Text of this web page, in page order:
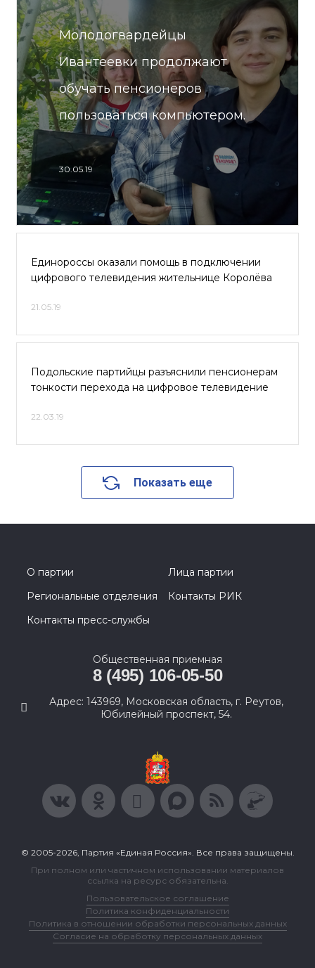
Молодогвардейцы
Ивантеевки продолжают
обучать пенсионеров
пользоваться компьютером.
30.05.19
Единороссы оказали помощь в подключении
цифрового телевидения жительнице Королёва
21.05.19
Подольские партийцы разъяснили пенсионерам
тонкости перехода на цифровое телевидение
22.03.19
Показать еще
О партии
Лица партии
Региональные отделения
Контакты РИК
Контакты пресс-службы
Общественная приемная
8 (495) 106-05-50
Адрес: 143969, Московская область, г. Реутов,
Юбилейный проспект, 54.
© 2005-2026, Партия «Единая Россия». Все права защищены.
При полном или частичном использовании материалов
ссылка на ресурс обязательна.
Пользовательское соглашение
Политика конфиденциальности
Политика в отношении обработки персональных данных
Согласие на обработку персональных данных